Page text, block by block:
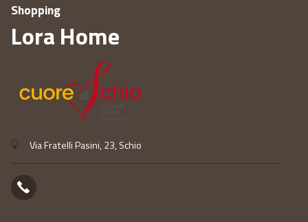
Shopping
Lora Home
Via Fratelli Pasini, 23, Schio